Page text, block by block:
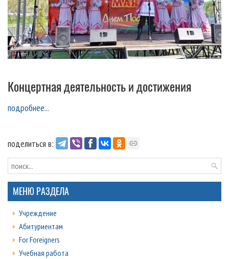
Концертная деятельность и достижения
подробнее...
поделиться в:
МЕНЮ РАЗДЕЛА
Учреждение
Абитуриентам
For Foreigners
Учебная работа